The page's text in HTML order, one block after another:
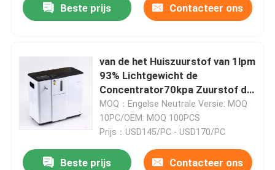
Beste prijs Contacteer ons
van de het Huiszuurstof van 1lpm
93% Lichtgewicht de
Concentrator70kpa Zuurstof die
Machine maken
MOQ：Engelse Neutrale Versie: MOQ
10PC/OEM: MOQ 100PCS
Prijs：USD145/PC - USD170/PC
Beste prijs Contacteer ons